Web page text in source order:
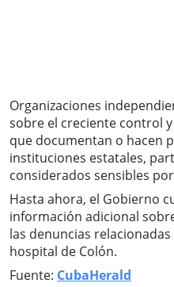
Organizaciones
sobre el creciente control
que documentan o hacen
instituciones estatales,
considerados sensibles
Hasta ahora, el Gobierno
información adicional
las denuncias
hospital de Colón.
Fuente: CubaHerald